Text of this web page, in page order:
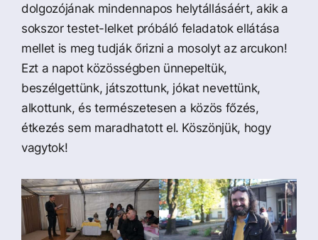
dolgozójának mindennapos helytállásáért, akik a
sokszor testet-lelket próbáló feladatok ellátása
mellet is meg tudják őrizni a mosolyt az arcukon!
Ezt a napot közösségben ünnepeltük,
beszélgettünk, játszottunk, jókat nevettünk,
alkottunk, és természetesen a közös főzés,
étkezés sem maradhatott el. Köszönjük, hogy
vagytok!